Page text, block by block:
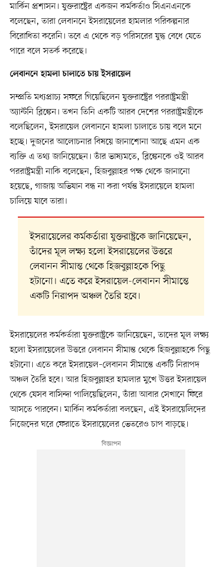
মার্কিন প্রশাসন। যুক্তরাষ্ট্রের একজন কর্মকর্তাও সিএনএনকে
বলেছেন, তারা লেবাননে ইসরায়েলের হামলার পরিকল্পনার
বিরোধিতা করেনি। তবে এ থেকে বড় পরিসরের যুদ্ধ বেধে যেতে
পারে বলে সতর্ক করেছে।
লেবাননে হামলা চালাতে চায় ইসরায়েল
সম্প্রতি মধ্যপ্রাচ্য সফরে গিয়েছিলেন যুক্তরাষ্ট্রের পররাষ্ট্রমন্ত্রী
অ্যান্টনি ব্লিঙ্কেন। তখন তিনি একটি আরব দেশের পররাষ্ট্রমন্ত্রীকে
বলেছিলেন, ইসরায়েল লেবাননে হামলা চালাতে চায় বলে মনে
হচ্ছে। দুজনের আলোচনার বিষয়ে জানাশোনা আছে এমন এক
ব্যক্তি এ তথ্য জানিয়েছেন। তাঁর ভাষ্যমতে, ব্লিঙ্কেনকে ওই আরব
পররাষ্ট্রমন্ত্রী নাকি বলেছেন, হিজবুল্লাহর পক্ষ থেকে জানানো
হয়েছে, গাজায় অভিযান বন্ধ না করা পর্যন্ত ইসরায়েলে হামলা
চালিয়ে যাবে তারা।
ইসরায়েলের কর্মকর্তারা যুক্তরাষ্ট্রকে জানিয়েছেন,
তাঁদের মূল লক্ষ্য হলো ইসরায়েলের উত্তরে
লেবানন সীমান্ত থেকে হিজবুল্লাহকে পিছু
হটানো। এতে করে ইসরায়েল-লেবানন সীমান্তে
একটি নিরাপদ অঞ্চল তৈরি হবে।
ইসরায়েলের কর্মকর্তারা যুক্তরাষ্ট্রকে জানিয়েছেন, তাদের মূল লক্ষ্য
হলো ইসরায়েলের উত্তরে লেবানন সীমান্ত থেকে হিজবুল্লাহকে পিছু
হটানো। এতে করে ইসরায়েল–লেবানন সীমান্তে একটি নিরাপদ
অঞ্চল তৈরি হবে। আর হিজবুল্লাহর হামলার মুখে উত্তর ইসরায়েল
থেকে যেসব বাসিন্দা পালিয়েছিলেন, তাঁরা আবার সেখানে ফিরে
আসতে পারবেন। মার্কিন কর্মকর্তারা বলছেন, এই ইসরায়েলিদের
নিজেদের ঘরে ফেরাতে ইসরায়েলের ভেতরেও চাপ বাড়ছে।